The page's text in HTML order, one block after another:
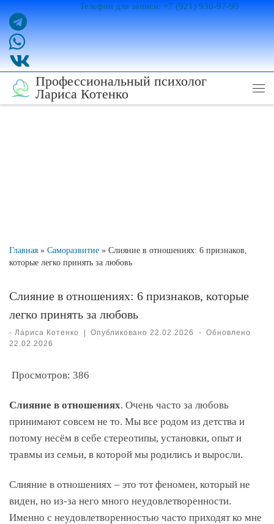
Перейти к содержимому
Телефон для записи: +7 (921) 930-97-99
Профессиональный психолог
Лариса Котенко
Главная » Саморазвитие » Слияние в отношениях: 6 признаков,
которые легко принять за любовь
Слияние в отношениях: 6 признаков, которые
легко принять за любовь
- Лариса Котенко Опубликовано22.02.2026 - Обновлено
22.02.2026
Просмотров: 386
Слияние в отношениях. Очень часто за любовь
принимают совсем не то. Мы все родом из детства и
потому несём в себе стереотипы, установки, опыт и
травмы из семьи, в которой мы родились и выросли.
Слияние в отношениях – это тот феномен, который не
виден, но из-за него много неудовлетворенности.
Именно с неудовлетворенностью часто приходят ко мне